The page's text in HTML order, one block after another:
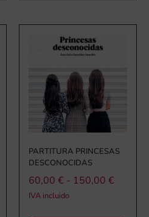
PARTITURA PRINCESAS
DESCONOCIDAS
60,00 € - 150,00 €
IVA incluido